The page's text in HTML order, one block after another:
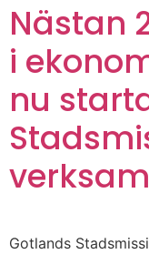
Nästan
i
nu
Gotlands